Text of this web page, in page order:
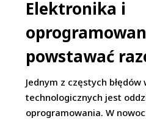
Elektronika i
powstawać
Jednym z częstych
technologicznych jest
oprogramowania. W